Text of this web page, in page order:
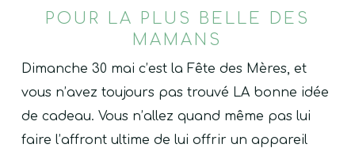
POUR LA PLUS BELLE DES
MAMANS
Dimanche 30 mai c’est la Fête des Mères, et
vous n’avez toujours pas trouvé LA bonne idée
de cadeau. Vous n’allez quand même pas lui
faire l’affront ultime de lui offrir un appareil